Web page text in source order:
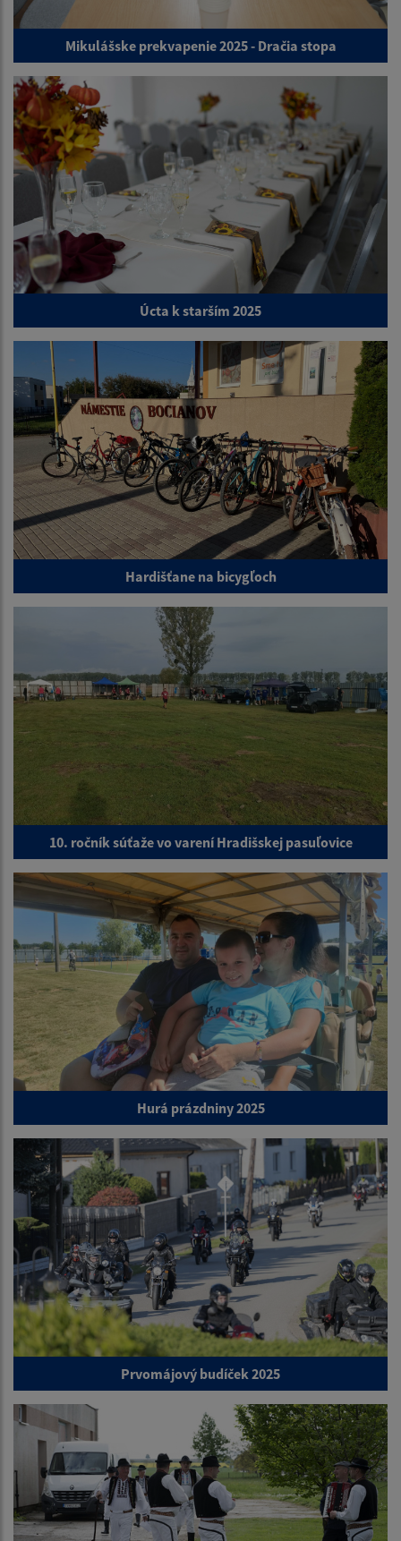
Mikulášske prekvapenie 2025 - Dračia stopa
Úcta k starším 2025
Hardišťane na bicygľoch
10. ročník súťaže vo varení Hradišskej pasuľovice
Hurá prázdniny 2025
Prvomájový budíček 2025